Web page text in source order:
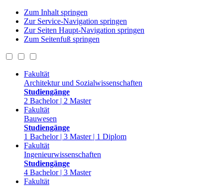
Zum Inhalt springen
Zur Service-Navigation springen
Zur Seiten Haupt-Navigation springen
Zum Seitenfuß springen
Fakultät
Architektur und Sozialwissenschaften
Studiengänge
2 Bachelor | 2 Master
Fakultät
Bauwesen
Studiengänge
1 Bachelor | 3 Master | 1 Diplom
Fakultät
Ingenieurwissenschaften
Studiengänge
4 Bachelor | 3 Master
Fakultät